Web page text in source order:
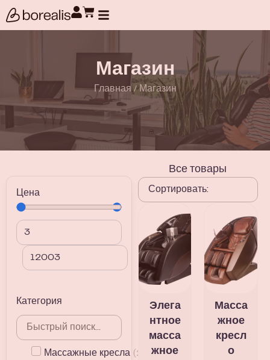
Магазин
Главная /Магазин
Цена
Категория
Массажные кресла ( 22
Все товары
Элега
нтное
масса
жное
Масса
жное
кресл
о